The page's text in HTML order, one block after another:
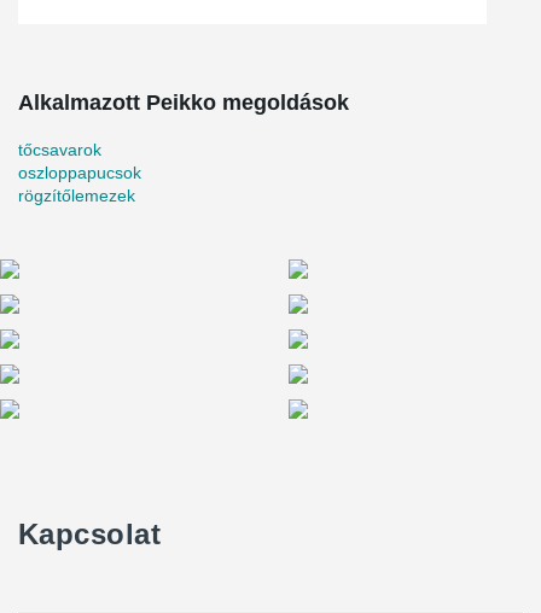
Alkalmazott Peikko megoldások
tőcsavarok
oszloppapucsok
rögzítőlemezek
Kapcsolat